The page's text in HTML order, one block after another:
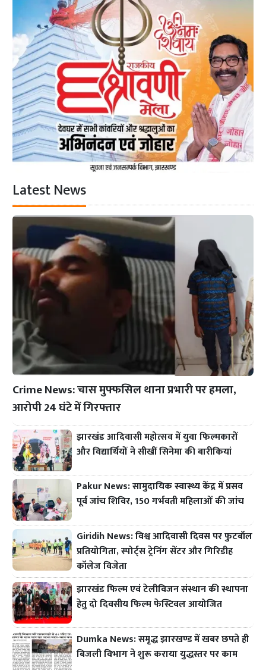
Latest News
Crime News: चास मुफ्फसिल थाना प्रभारी पर हमला,
आरोपी 24 घंटे में गिरफ्तार
झारखंड आदिवासी महोत्सव में युवा फिल्मकारों
और विद्यार्थियों ने सीखीं सिनेमा की बारीकियां
Pakur News: सामुदायिक स्वास्थ्य केंद्र में प्रसव
पूर्व जांच शिविर, 150 गर्भवती महिलाओं की जांच
Giridih News: विश्व आदिवासी दिवस पर फुटबॉल
प्रतियोगिता, स्पोर्ट्स ट्रेनिंग सेंटर और गिरिडीह
कॉलेज विजेता
झारखंड फिल्म एवं टेलीविजन संस्थान की स्थापना
हेतु दो दिवसीय फिल्म फेस्टिवल आयोजित
Dumka News: समृद्ध झारखण्ड में खबर छपते ही
बिजली विभाग ने शुरू कराया युद्धस्तर पर काम